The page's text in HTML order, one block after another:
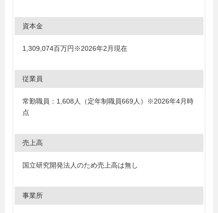
資本金
1,309,074百万円※2026年2月現在
従業員
常勤職員：1,608人（定年制職員669人）※2026年4月時
点
売上高
国立研究開発法人のため売上高は無し
事業所